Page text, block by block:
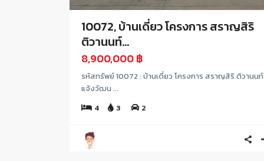
10072, บ้านเดี่ยว โครงการ สราญสิริ
ติวานนท์...
8,900,000 ฿
รหัสทรัพย์ 10072 : บ้านเดี่ยว โครงการ สราญสิริ ติวานน
แจ้งวัฒน ...
4
3 2